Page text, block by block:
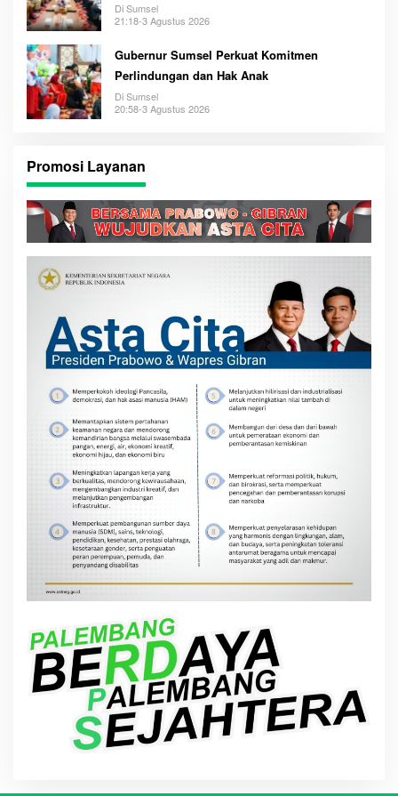
Di Sumsel
21:18-3 Agustus 2026
Gubernur Sumsel Perkuat Komitmen
Perlindungan dan Hak Anak
Di Sumsel
20:58-3 Agustus 2026
Promosi Layanan